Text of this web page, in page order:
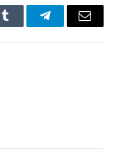
Tumblr TelegramEmail